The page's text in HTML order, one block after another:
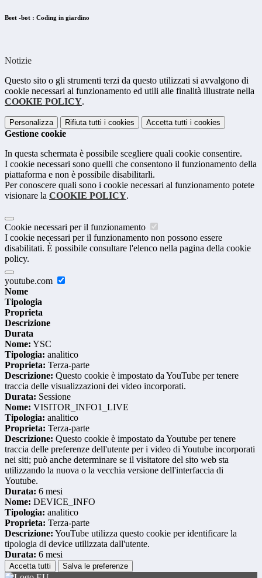
Beet -bot : Coding in giardino
Notizie
Questo sito o gli strumenti terzi da questo utilizzati si avvalgono di
cookie necessari al funzionamento ed utili alle finalità illustrate nella
COOKIE POLICY.
Personalizza Rifiuta tutti i cookies Accetta tutti i cookies
Gestione cookie
In questa schermata è possibile scegliere quali cookie consentire.
I cookie necessari sono quelli che consentono il funzionamento della
piattaforma e non è possibile disabilitarli.
Per conoscere quali sono i cookie necessari al funzionamento potete
visionare la COOKIE POLICY.
Cookie necessari per il funzionamento
I cookie necessari per il funzionamento non possono essere
disabilitati. È possibile consultare l'elenco nella pagina della cookie
policy.
youtube.com
Nome
Tipologia
Proprieta
Descrizione
Durata
Nome: YSC
Tipologia: analitico
Proprieta: Terza-parte
Descrizione: Questo cookie è impostato da YouTube per tenere
traccia delle visualizzazioni dei video incorporati.
Durata: Sessione
Nome: VISITOR_INFO1_LIVE
Tipologia: analitico
Proprieta: Terza-parte
Descrizione: Questo cookie è impostato da Youtube per tenere
traccia delle preferenze dell'utente per i video di Youtube incorporati
nei siti; può anche determinare se il visitatore del sito web sta
utilizzando la nuova o la vecchia versione dell'interfaccia di
Youtube.
Durata: 6 mesi
Nome: DEVICE_INFO
Tipologia: analitico
Proprieta: Terza-parte
Descrizione: YouTube utilizza questo cookie per identificare la
tipologia di device utilizzata dall'utente.
Durata: 6 mesi
Accetta tutti Salva le preferenze